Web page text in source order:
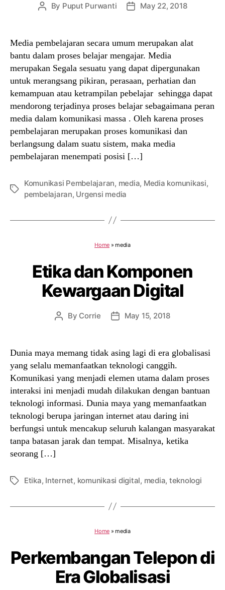
Post
By Puput Purwanti
PostMay 22, 2018
Media pembelajaran secara umum merupakan alat
bantu dalam proses belajar mengajar. Media
merupakan Segala sesuatu yang dapat dipergunakan
untuk merangsang pikiran, perasaan, perhatian dan
kemampuan atau ketrampilan pebelajar sehingga dapat
mendorong terjadinya proses belajar sebagaimana peran
media dalam komunikasi massa . Oleh karena proses
pembelajaran merupakan proses komunikasi dan
berlangsung dalam suatu sistem, maka media
pembelajaran menempati posisi […]
Tags
Komunikasi Pembelajaran, media, Media komunikasi,
pembelajaran, Urgensi media
Home »media
Etika dan Komponen
Kewargaan Digital
Post
By Corrie
PostMay 15, 2018
Dunia maya memang tidak asing lagi di era globalisasi
yang selalu memanfaatkan teknologi canggih.
Komunikasi yang menjadi elemen utama dalam proses
interaksi ini menjadi mudah dilakukan dengan bantuan
teknologi informasi. Dunia maya yang memanfaatkan
teknologi berupa jaringan internet atau daring ini
berfungsi untuk mencakup seluruh kalangan masyarakat
tanpa batasan jarak dan tempat. Misalnya, ketika
seorang […]
TagsEtika, Internet, komunikasi digital, media, teknologi
Home »media
Perkembangan Telepon di
Era Globalisasi